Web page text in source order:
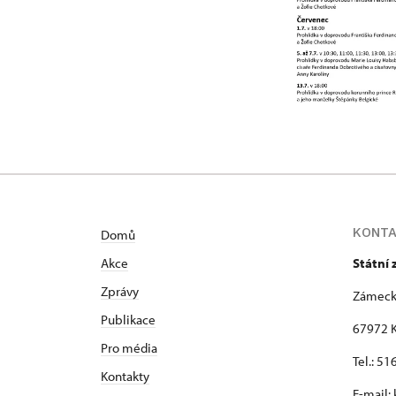
Domů
Akce
Zprávy
Publikace
Pro média
Kontakty
Státní
67972
Tel.: